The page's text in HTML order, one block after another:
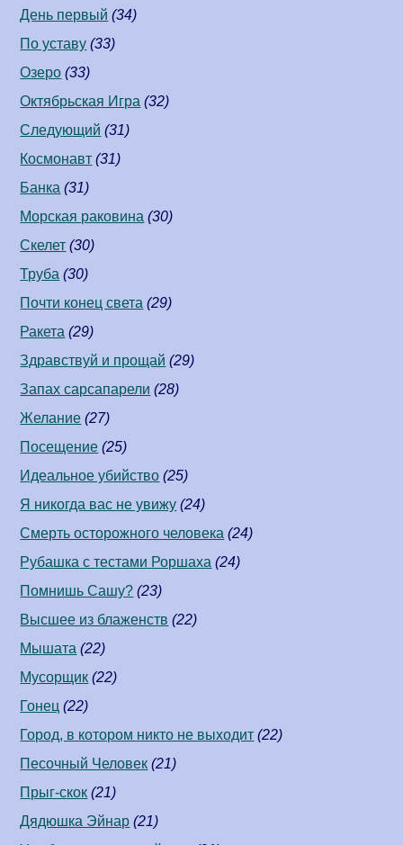
День первый (34)
По уставу (33)
Озеро (33)
Октябрьская Игра (32)
Следующий (31)
Космонавт (31)
Банка (31)
Морская раковина (30)
Скелет (30)
Труба (30)
Почти конец света (29)
Ракета (29)
Здравствуй и прощай (29)
Запах сарсапарели (28)
Желание (27)
Посещение (25)
Идеальное убийство (25)
Я никогда вас не увижу (24)
Смерть осторожного человека (24)
Рубашка с тестами Роршаха (24)
Помнишь Сашу? (23)
Высшее из блаженств (22)
Мышата (22)
Мусорщик (22)
Гонец (22)
Город, в котором никто не выходит (22)
Песочный Человек (21)
Прыг-скок (21)
Дядюшка Эйнар (21)